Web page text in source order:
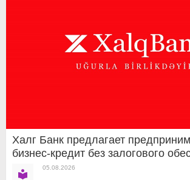
Халг Банк предлагает
бизнес-кредит без залогового
05.08.2026